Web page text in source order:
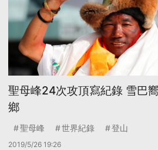
聖母峰24次攻頂寫紀錄 雪巴
鄉
聖母峰 世界紀錄 登山
2019/5/26 19:26